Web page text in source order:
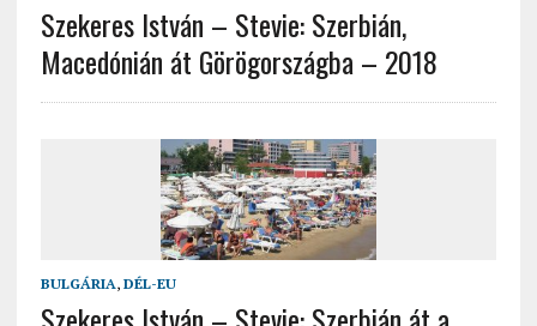
Szekeres István – Stevie: Szerbián,
Macedónián át Görögországba – 2018
BULGÁRIA, DÉL-EU